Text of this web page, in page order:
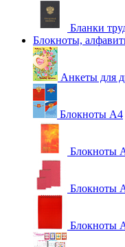
Бланки
Блокноты,
Анкеты для
Блокноты А4
Блокноты
Блокноты
Блокноты